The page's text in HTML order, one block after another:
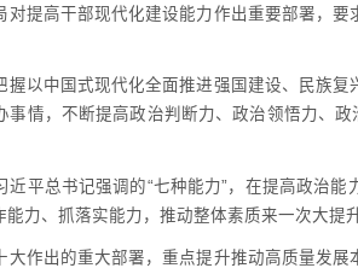
提高干部现代化建设能力作出重要部署，
以中国式现代化全面推进强国建设、民族
事情，不断提高政治判断力、政治领悟力、
平总书记强调的“七种能力”，在提高政治
力、抓落实能力，推动整体素质来一次大提
作出的重大部署，重点提升推动高质量发